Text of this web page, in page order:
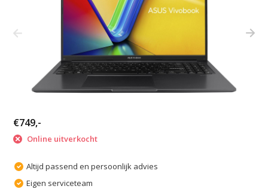
€749,-
Online uitverkocht
Altijd passend en persoonlijk advies
Eigen serviceteam